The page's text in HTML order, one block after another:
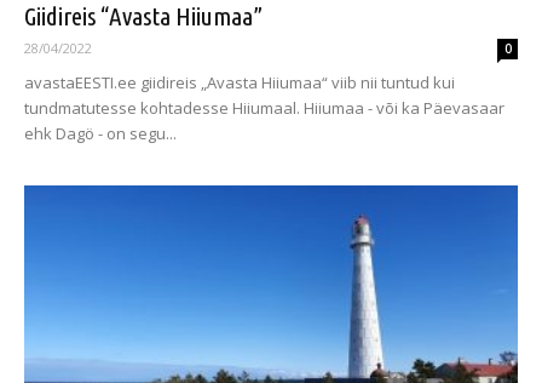
Giidireis “Avasta Hiiumaa”
28/04/2022 0
avastaEESTI.ee giidireis „Avasta Hiiumaa“ viib nii tuntud kui
tundmatutesse kohtadesse Hiiumaal. Hiiumaa - või ka Päevasaar
ehk Dagö - on segu...